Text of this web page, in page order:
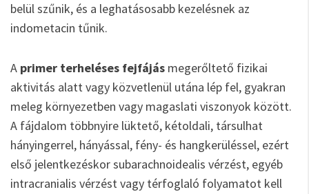
belül szűnik, és a leghatásosabb kezelésnek az
indometacin tűnik.
A primer terheléses fejfájás megerőltető fizikai
aktivitás alatt vagy közvetlenül utána lép fel, gyakran
meleg környezetben vagy magaslati viszonyok között.
A fájdalom többnyire lüktető, kétoldali, társulhat
hányingerrel, hányással, fény- és hangkerüléssel, ezért
első jelentkezéskor subarachnoidealis vérzést, egyéb
intracranialis vérzést vagy térfoglaló folyamatot kell